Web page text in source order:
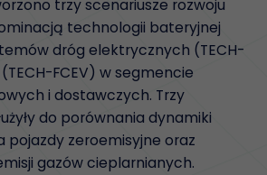
trzy scenariusze rozwoju
technologii bateryjnej
dróg elektrycznych (TECH-
FCEV) w segmencie
i dostawczych. Trzy
do porównania dynamiki
zeroemisyjne oraz
gazów cieplarnianych.